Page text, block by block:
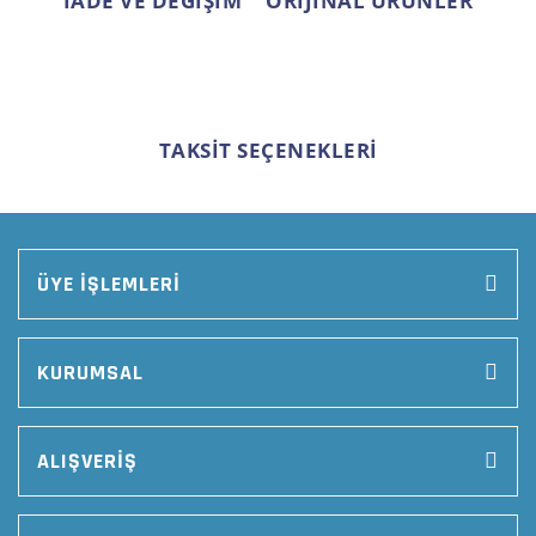
TAKSİT SEÇENEKLERİ
ÜYE İŞLEMLERİ
KURUMSAL
ALIŞVERİŞ